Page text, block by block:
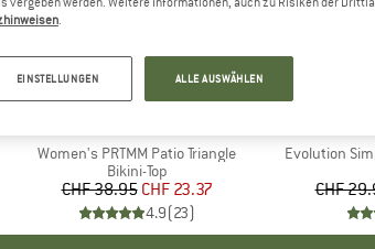
Artikel
Women's PRTMM Patio Triangle
Produktgruppe
Bikini-Top
Preis
CHF 38.95reduzierter Preis
CHF 23.37
4.9(23)
Artikel
Evolution
CHF
.
EINSTELLUNGEN ALLE AUSWÄHLEN